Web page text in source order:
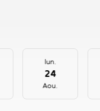
lun.
24
Aou.